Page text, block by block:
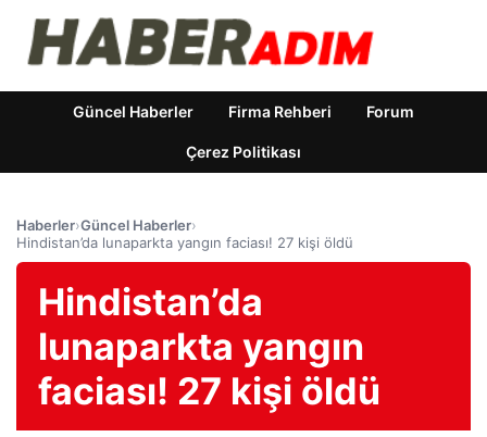
Güncel Haberler Firma Rehberi Forum
Çerez Politikası
Haberler›Güncel Haberler›
Hindistan’da lunaparkta yangın faciası! 27 kişi öldü
Hindistan’da
lunaparkta yangın
faciası! 27 kişi öldü